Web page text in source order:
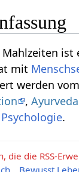
ist ein Wort, das
mit
werden
,Ayurveda
Psychologie.
die die RSS-